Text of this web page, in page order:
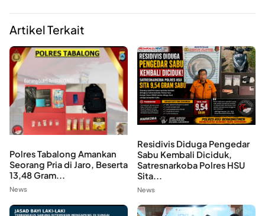
Artikel Terkait
Polres Tabalong Amankan
Seorang Pria di Jaro, Beserta
13,48 Gram...
News
Residivis Diduga Pengedar
Sabu Kembali Diciduk,
Satresnarkoba Polres HSU
Sita...
News